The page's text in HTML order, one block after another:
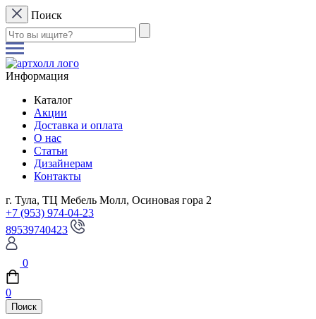
Поиск
Информация
Каталог
Акции
Доставка и оплата
О нас
Статьи
Дизайнерам
Контакты
г. Тула, ТЦ Мебель Молл, Осиновая гора 2
+7 (953) 974-04-23
89539740423
0
0
Поиск